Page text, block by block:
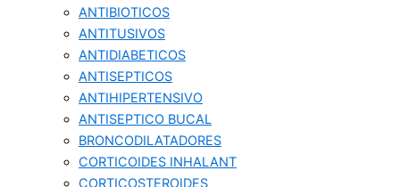
ANTIBIOTICOS
ANTITUSIVOS
ANTIDIABETICOS
ANTISEPTICOS
ANTIHIPERTENSIVO
ANTISEPTICO BUCAL
BRONCODILATADORES
CORTICOIDES INHALANT
CORTICOSTEROIDES